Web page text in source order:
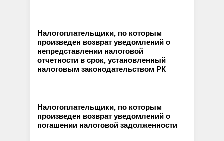
Налогоплательщики, по которым
произведен возврат уведомлений о
непредставлении налоговой
отчетности в срок, установленный
налоговым законодательством РК
Налогоплательщики, по которым
произведен возврат уведомлений о
погашении налоговой задолженности